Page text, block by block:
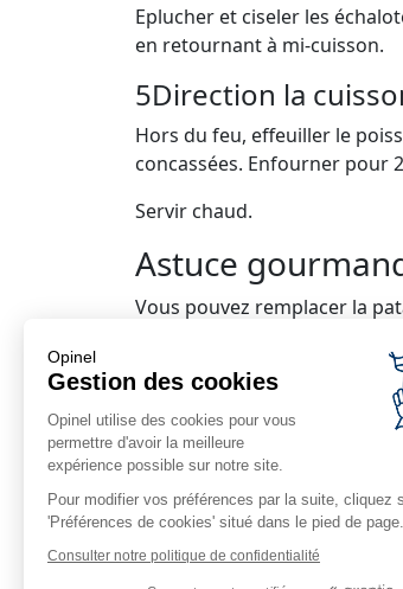
Opinel
Gestion des cookies
Opinel utilise des cookies pour vous
permettre d'avoir la meilleure
expérience possible sur notre site.
Pour modifier vos préférences par la suite, cliquez
'Préférences de cookies' situé dans le pied de page.
Consulter notre politique de confidentialité
Eplucher et ciseler les
en retournant à mi-cuisson.
5Direction la
Hors du feu, effeuiller le
concassées. Enfourner pour
Servir chaud.
Astuce
Vous pouvez remplacer la
économique
Offerte à
partir de 69€ d'achat
Recrutement